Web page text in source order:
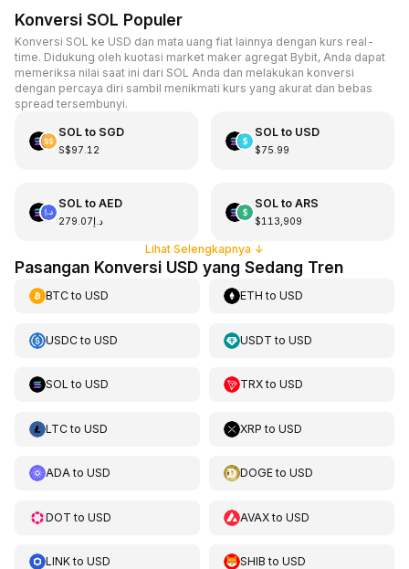
Konversi SOL Populer
Konversi SOL ke USD dan mata uang fiat lainnya dengan kurs real-
time. Didukung oleh kuotasi market maker agregat Bybit, Anda dapat
memeriksa nilai saat ini dari SOL Anda dan melakukan konversi
dengan percaya diri sambil menikmati kurs yang akurat dan bebas
spread tersembunyi.
SOLto SGD
S$97.12
SOLto USD
$75.99
SOLto AED
د.إ279.07
SOLto ARS
$113,909
Lihat Selengkapnya ↓
Pasangan Konversi USD yang Sedang Tren
BTCto USD ETH toUSD
USDCto USD USDT toUSD
SOL to USD TRXtoUSD
LTCto USD XRP toUSD
ADAto USD DOGEtoUSD
DOT to USD AVAXtoUSD
LINKto USD SHIB toUSD